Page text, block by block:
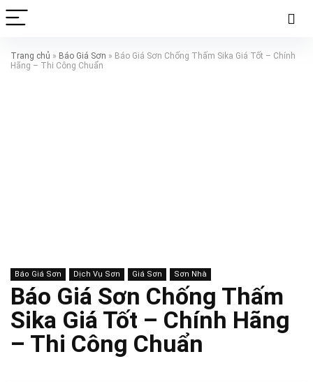
Trang chủ » Báo Giá Sơn » Báo Giá Sơn Chống Thấm Sika Giá Tốt – Chính
Hãng – Thi Công Chuẩn
Báo Giá Sơn Dịch Vụ Sơn Giá Sơn Sơn Nhà
Báo Giá Sơn Chống Thấm
Sika Giá Tốt – Chính Hãng
– Thi Công Chuẩn